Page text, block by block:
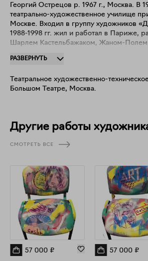
Георгий Острецов р. 1967 г., Москва. В
театрально-художественное училище
Москве. Входил в группу художников
1988-1998 гг. жил и работал в Париже,
Шарлем Кастельбажаком, Жаном-Полем
Венецианской биеннале современного
(Париж), Государственной
Государственного Русского музея,
Петербург); в частных коллекциях
РАЗВЕРНУТЬ
Театральное художественно-
Большом Театре, Москва.
Другие работы
СМОТРЕТЬ ВСЕ
57 000 ₽ 57 000 ₽